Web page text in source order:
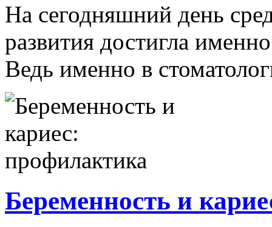
На сегодняшний день
развития достигла
Ведь именно в
Беременность и